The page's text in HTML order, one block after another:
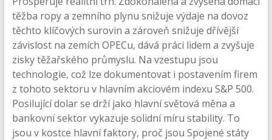
těžba ropy a zemního plynu snižuje výdaje na dovoz
těchto klíčových surovin a zároveň snižuje dřívější
závislost na zemích OPECu, dává práci lidem a zvyšuje
zisky těžařského průmyslu. Na vzestupu jsou
technologie, což lze dokumentovat i postavením firem
z tohoto sektoru v hlavním akciovém indexu S&P 500.
Posilující dolar se drží jako hlavní světová měna a
bankovní sektor vykazuje solidní míru stability. To
jsou v kostce hlavní faktory, proč jsou Spojené státy